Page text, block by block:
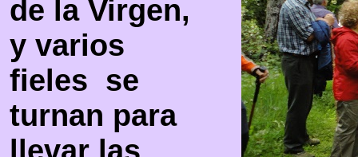
de la Virgen,
y varios
fieles se
turnan para